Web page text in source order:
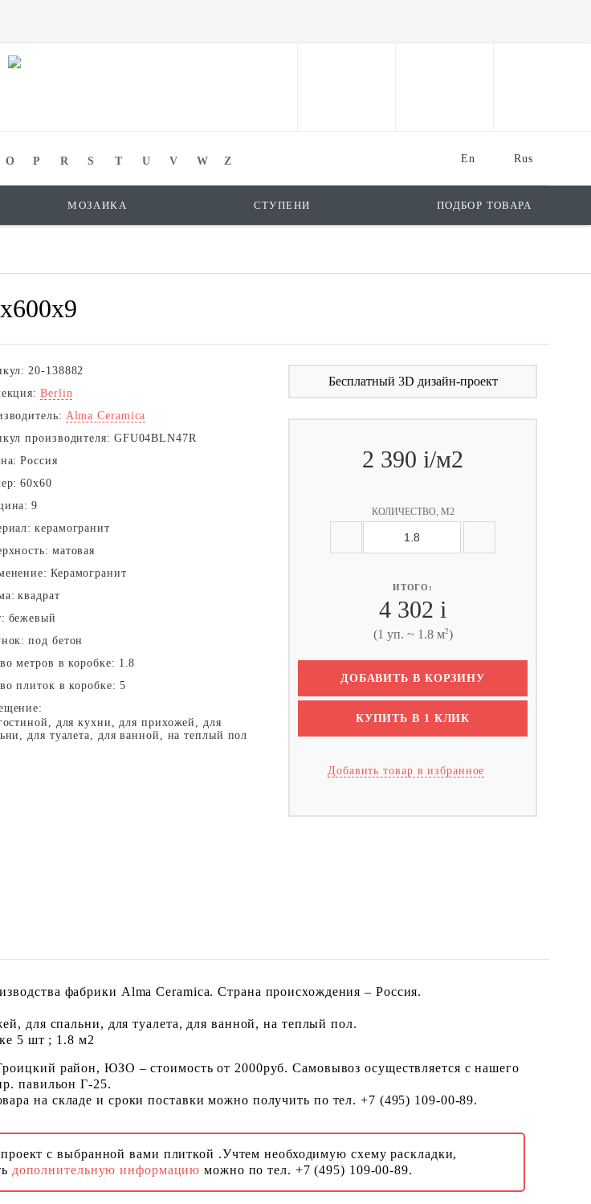
Rus
En
O P R S T U V W Z
МОЗАИКА СТУПЕНИ ПОДБОР ТОВАРА
20-138882
Berlin
Alma Ceramica
производителя: GFU04BLN47R
Россия
60x60
9
керамогранит
матовая
Керамогранит
квадрат
бежевый
под бетон
метров в коробке: 1.8
плиток в коробке: 5
для кухни, для прихожей, для
для туалета, для ванной, на теплый пол
Бесплатный 3D дизайн-проект
2 390 i/м2
КОЛИЧЕСТВО, М2
ИТОГО:
4 302 i
(1 уп. ~ 1.8 м2)
ДОБАВИТЬ В КОРЗИНУ
КУПИТЬ В 1 КЛИК
Добавить товар в избранное
фабрики Alma Ceramica. Страна происхождения – Россия.
для спальни, для туалета, для ванной, на теплый пол.
5 шт ; 1.8 м2
район, ЮЗО – стоимость от 2000руб. Самовывоз осуществляется с нашего
павильон Г-25.
на складе и сроки поставки можно получить по тел. +7 (495) 109-00-89.
с выбранной вами плиткой .Учтем необходимую схему раскладки,
дополнительную информациюможно по тел. +7 (495) 109-00-89.